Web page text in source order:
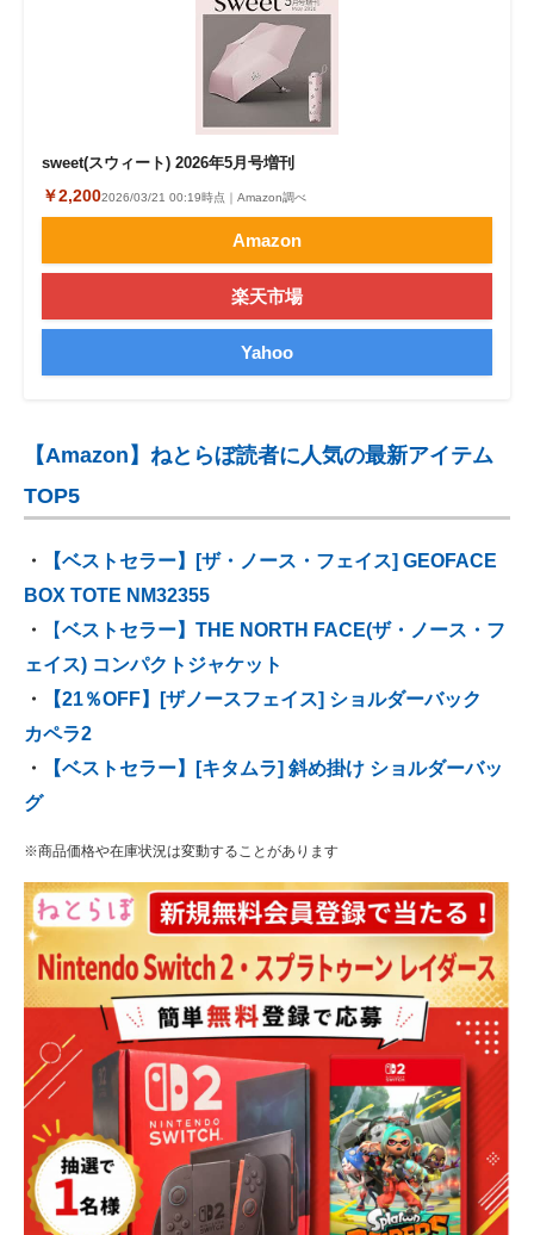
sweet(スウィート) 2026年5月号増刊
￥2,2002026/03/21 00:19時点｜Amazon調べ
Amazon
楽天市場
Yahoo
【Amazon】ねとらぼ読者に人気の最新アイテム
TOP5
・
【ベストセラー】[ザ・ノース・フェイス] GEOFACE
BOX TOTE NM32355
・
【ベストセラー】THE NORTH FACE(ザ・ノース・フ
ェイス) コンパクトジャケット
・
【21％OFF】[ザノースフェイス] ショルダーバック
カペラ2
・
【ベストセラー】[キタムラ] 斜め掛け ショルダーバッ
グ
※商品価格や在庫状況は変動することがあります